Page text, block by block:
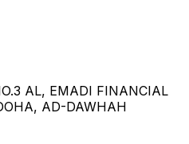
AL, EMADI FINANCIAL
AD-DAWHAH